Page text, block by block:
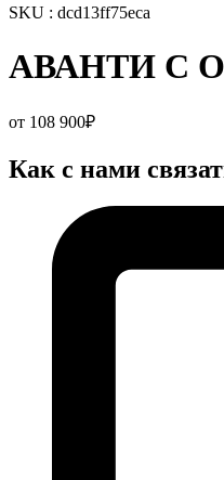
SKU : dcd13ff75eca
АВАНТИ С
от 108 900₽
Как с нами